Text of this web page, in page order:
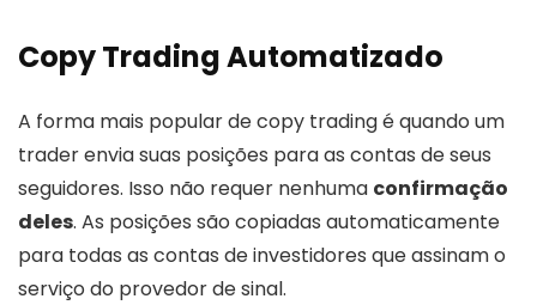
Copy Trading Automatizado
A forma mais popular de copy trading é quando um
trader envia suas posições para as contas de seus
seguidores. Isso não requer nenhuma confirmação
deles. As posições são copiadas automaticamente
para todas as contas de investidores que assinam o
serviço do provedor de sinal.